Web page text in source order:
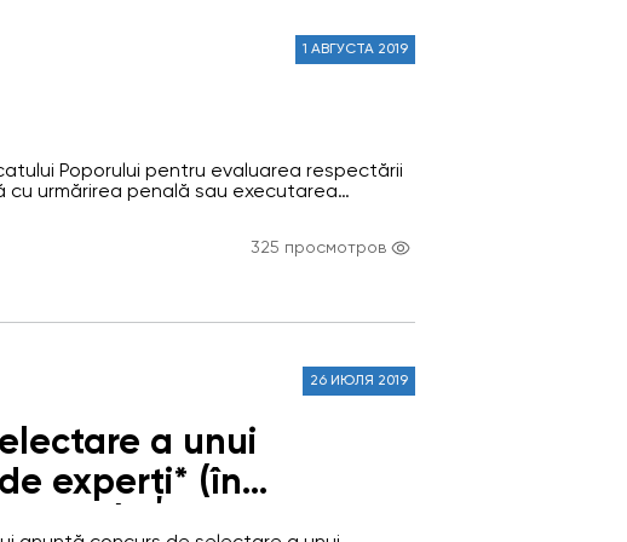
1 АВГУСТА 2019
Poporului pentru evaluarea respectării
urmărirea penală sau executarea
325 просмотров
26 ИЮЛЯ 2019
a unui
experți* (în
pentru